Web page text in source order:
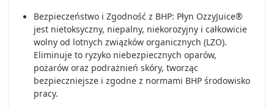
Bezpieczeństwo i Zgodność z BHP: Płyn OzzyJuice®
jest nietoksyczny, niepalny, niekorozyjny i całkowicie
wolny od lotnych związków organicznych (LZO).
Eliminuje to ryzyko niebezpiecznych oparów,
pożarów oraz podrażnień skóry, tworząc
bezpieczniejsze i zgodne z normami BHP środowisko
pracy.